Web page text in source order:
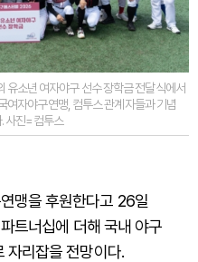
소년 여자야구 선수 장학금 전달식에서
여자야구연맹, 컴투스 관계자들과 기념
사진=컴투스
맹을 후원한다고 26일
트너십에 더해 국내 야구
자리잡을 전망이다.